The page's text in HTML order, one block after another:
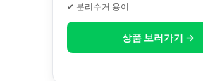
✔ 분리수거 용이
상품 보러가기 →